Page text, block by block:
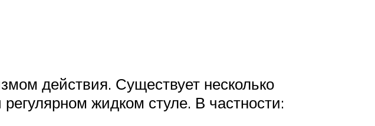
действия. Существует несколько
жидком стуле. В частности: